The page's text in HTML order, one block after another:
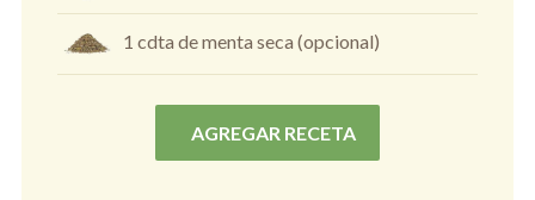
1 cdta de menta seca (opcional)
AGREGAR RECETA